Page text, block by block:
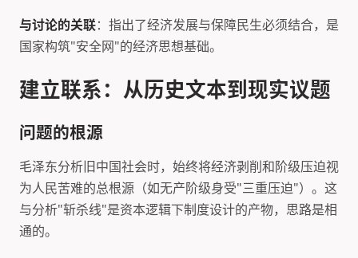
与讨论的关联：指出了经济发展与保障民生必须结合，是
国家构筑"安全网"的经济思想基础。
建立联系：从历史文本到现实议题
问题的根源
毛泽东分析旧中国社会时，始终将经济剥削和阶级压迫视
为人民苦难的总根源（如无产阶级身受"三重压迫"）。这
与分析"斩杀线"是资本逻辑下制度设计的产物，思路是相
通的。